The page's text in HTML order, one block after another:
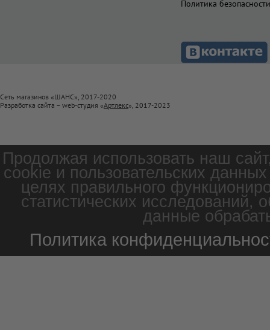
Политика безопасности
Сеть магазинов «ШАНС», 2017-2020
Разработка сайта – web-студия «Артлекс», 2017-2023
Продолжая использовать наш
cookie и пользовательских
целях правильного
статистических
данные
Политика